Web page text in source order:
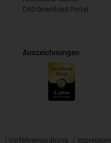
CAD Download Portal
Auszeichnungen
Verfahrensordnung Impressum